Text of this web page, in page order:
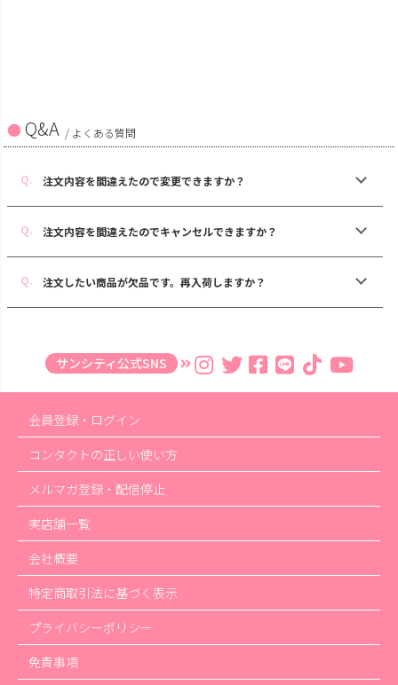
Q&A / よくある質問
注文内容を間違えたので変更できますか？
注文内容を間違えたのでキャンセルできますか？
注文したい商品が欠品です。再入荷しますか？
サンシティ公式SNS
会員登録・ログイン
コンタクトの正しい使い方
メルマガ登録・配信停止
実店舗一覧
会社概要
特定商取引法に基づく表示
プライバシーポリシー
免責事項